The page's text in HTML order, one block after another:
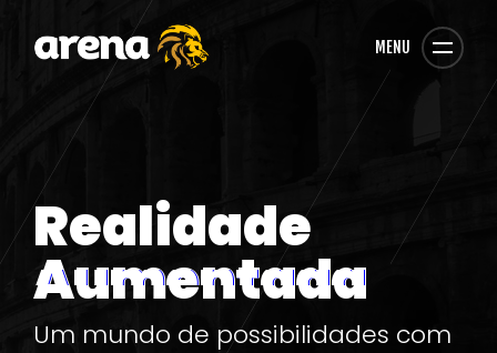
MENU
Realidade
Aumentada
Um mundo de possibilidades com